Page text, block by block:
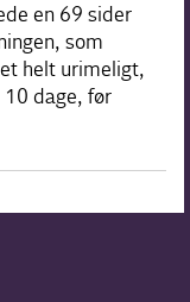
en 69 sider
som
helt urimeligt,
dage, før